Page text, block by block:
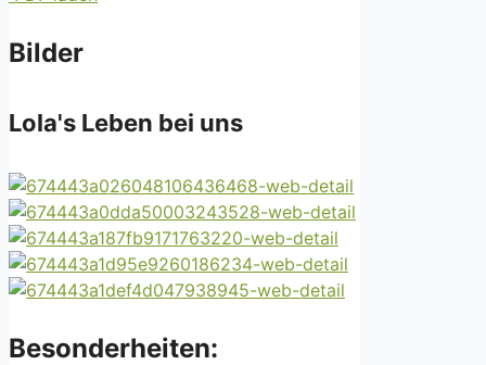
Bilder
Lola's Leben bei uns
Besonderheiten: